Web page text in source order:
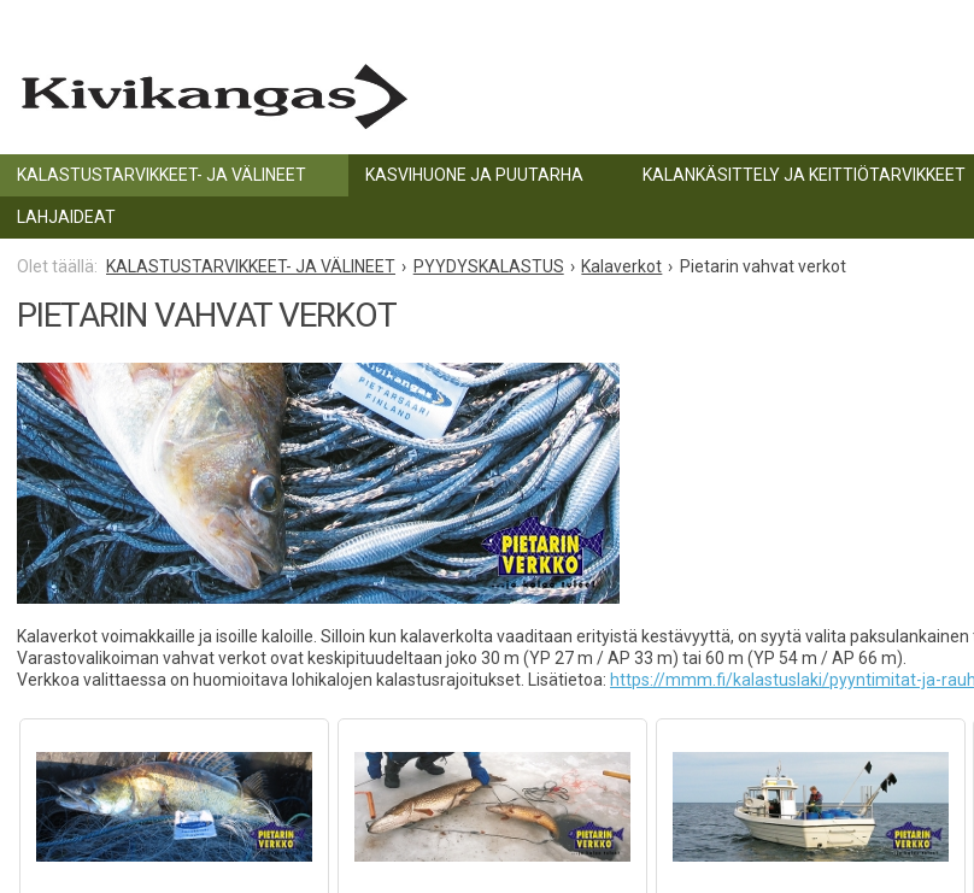
KALASTUSTARVIKKEET- JA VÄLINEET KASVIHUONE JA PUUTARHA KALANKÄSITTELY JA KEITTIÖTARVIKKEET
LAHJAIDEAT
KALASTUSTARVIKKEET- JA VÄLINEET PYYDYSKALASTUS Kalaverkot Pietarin vahvat verkot
PIETARIN VAHVAT VERKOT
Kalaverkot voimakkaille ja isoille kaloille. Silloin kun kalaverkolta vaaditaan erityistä kestävyyttä, on syytä valita
Varastovalikoiman vahvat verkot ovat keskipituudeltaan joko 30 m (YP 27 m / AP 33 m) tai 60 m (YP 54 m / AP 66 m).
Verkkoa valittaessa on huomioitava lohikalojen kalastusrajoitukset. Lisätietoa: https://mmm.fi/kalastuslaki/pyyntimitat-ja-